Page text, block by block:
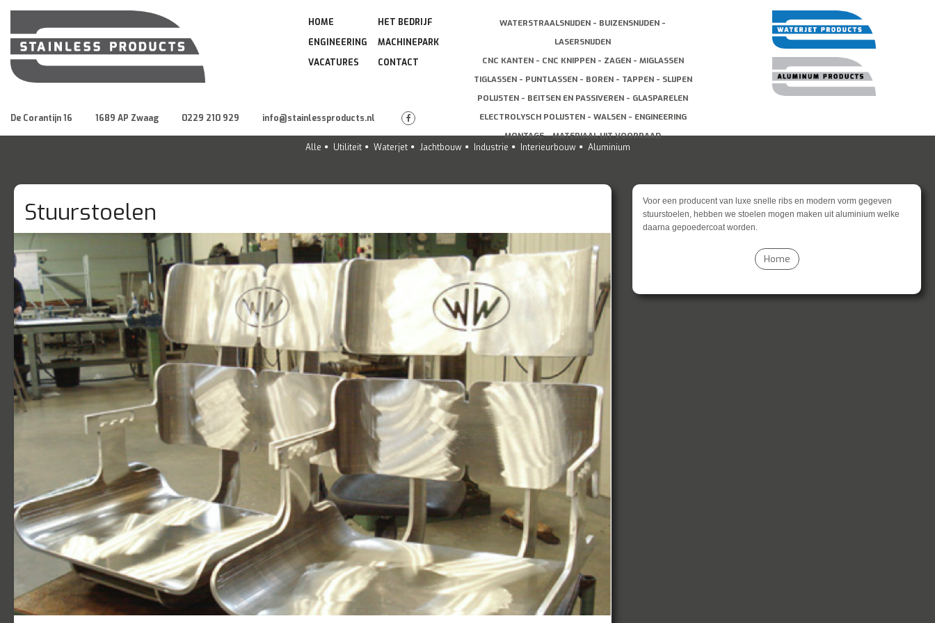
WATERSTRAALSNIJDEN - BUIZENSNIJDEN -
LASERSNIJDEN
CNC KANTEN - CNC KNIPPEN - ZAGEN - MIGLASSEN
TIGLASSEN - PUNTLASSEN - BOREN - TAPPEN - SLIJPEN
POLIJSTEN - BEITSEN EN PASSIVEREN - GLASPARELEN
ELECTROLYSCH POLIJSTEN - WALSEN - ENGINEERING
MONTAGE - MATERIAAL UIT VOORRAAD
HOME
HET BEDRIJF
ENGINEERING
MACHINEPARK
VACATURES
CONTACT
De Corantijn 16 1689 AP Zwaag 0229 210 929 info@stainlessproducts.nl
Alle Utiliteit Waterjet Jachtbouw Industrie Interieurbouw Aluminium
Stuurstoelen
Voor een producent van luxe snelle ribs en modern vorm gegeven
stuurstoelen, hebben we stoelen mogen maken uit aluminium welke
daarna gepoedercoat worden.
Home